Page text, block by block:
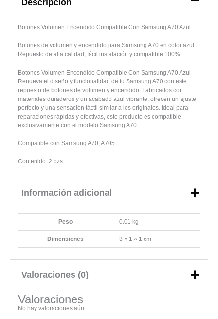
Descripción
Botones Volumen Encendido Compatible Con Samsung A70 Azul
Botones de volumen y encendido para Samsung A70 en color azul.
Repuesto de alta calidad, fácil instalación y compatible 100%.
Botones Volumen Encendido Compatible Con Samsung A70 Azul
Renueva el diseño y funcionalidad de tu Samsung A70 con este
repuesto de botones de volumen y encendido. Fabricados con
materiales duraderos y un acabado azul vibrante, ofrecen un ajuste
perfecto y una sensación táctil similar a los originales. Ideal para
reparaciones rápidas y efectivas, este producto es compatible
exclusivamente con el modelo Samsung A70.
Compatible con Samsung A70, A705
Contenido: 2 pzs
Información adicional
Peso 0.01 kg
Dimensiones 3 × 1 × 1 cm
Valoraciones (0)
Valoraciones
No hay valoraciones aún.